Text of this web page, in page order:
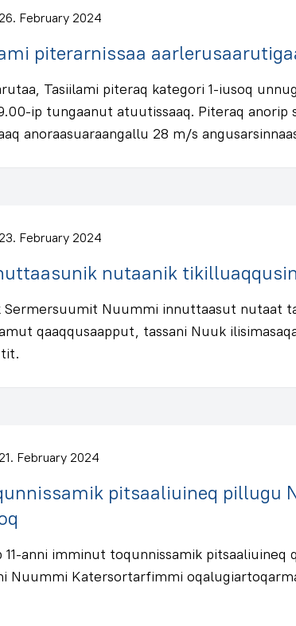
26. February 2024
piterarnissaa
Tasiilami piteraq kategori 1-iusoq
ip tungaanut atuutissaaq. Piteraq anorip
anoraasuaraangallu 28 m/s
23. February 2024
nutaanik
Sermersuumit Nuummi innuttaasut nutaat
qaaqqusaapput, tassani Nuuk
21. February 2024
pitsaaliuineq pillugu
anni imminut toqunnissamik pitsaaliuineq
Nuummi Katersortarfimmi